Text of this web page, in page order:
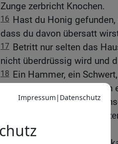
Zunge zerbricht Knochen.
16 Hast du Honig
dass du davon übersatt
17 Betritt nur selten das
nicht überdrüssig wird und
18 Ein Hammer, ein
der gegen seinen
Auf einen treulosen
viel Verlass wie auf einen
wankenden Fuß.